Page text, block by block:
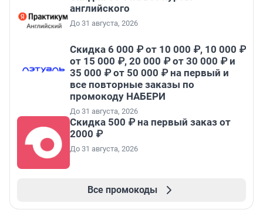
английского
До 31 августа, 2026
Скидка 6 000 ₽ от 10 000 ₽, 10 000 ₽
от 15 000 ₽, 20 000 ₽ от 30 000 ₽ и
35 000 ₽ от 50 000 ₽ на первый и
все повторные заказы по
промокоду НАБЕРИ
До 31 августа, 2026
Скидка 500 ₽ на первый заказ от
2000 ₽
До 31 августа, 2026
Все промокоды